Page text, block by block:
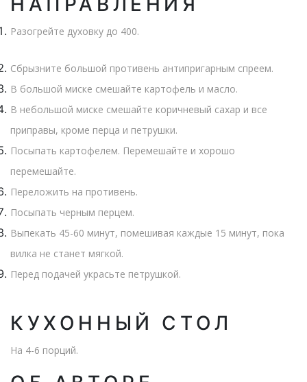
Разогрейте духовку до 400.
Сбрызните большой противень антипригарным спреем.
В большой миске смешайте картофель и масло.
В небольшой миске смешайте коричневый сахар и все
приправы, кроме перца и петрушки.
Посыпать картофелем. Перемешайте и хорошо
перемешайте.
Переложить на противень.
Посыпать черным перцем.
Выпекать 45-60 минут, помешивая каждые 15 минут, пока
вилка не станет мягкой.
Перед подачей украсьте петрушкой.
КУХОННЫЙ СТОЛ
На 4-6 порций.